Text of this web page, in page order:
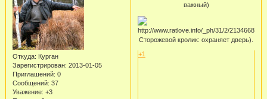
Откуда: Курган
Зарегистрирован: 2013-01-05
Приглашений: 0
Сообщений: 37
Уважение: +3
важный)
Сторожевой кролик: охраняет дверь).
+1